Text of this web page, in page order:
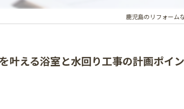
鹿児島のリフォーム
叶える浴室と水回り工事の計画ポイ